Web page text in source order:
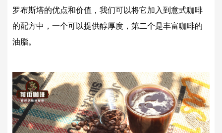
罗布斯塔的优点和价值，我们可以将它加入到意式咖啡
的配方中，一个可以提供醇厚度，第二个是丰富咖啡的
油脂。